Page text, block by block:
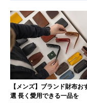
【メンズ】ブランド財布お
選 長く愛用できる一品を